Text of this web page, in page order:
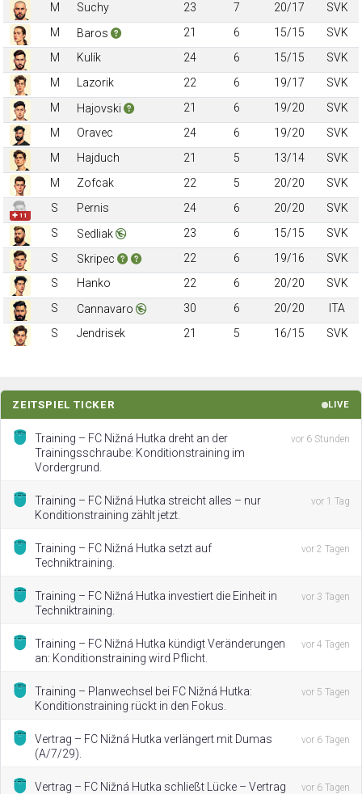
M
Suchy 23 7 20/17
SVK
M
Baros 21 6 15/15
SVK
M
Kulík 24 6 15/15
SVK
M
Lazorik 22 6 19/17
SVK
M
Hajovski 21 6 19/20
SVK
M
Oravec 24 6 19/20
SVK
M
Hajduch 21 5 13/14
SVK
M
Zofcak 22 5 20/20 SVK
✚ 11
S Pernis 24 6 20/20
SVK
S
Sedliak 23 6 15/15
SVK
S
Skripec 22 6 19/16
SVK
S
Hanko 22 6 20/20
SVK
S
Cannavaro 30 6 20/20
ITA
S
Jendrisek 21 5 16/15 SVK
ZEITSPIEL TICKER LIVE
Training – FC Nižná Hutka dreht an der
Trainingsschraube: Konditionstraining im
Vordergrund.
vor 6 Stunden
Training – FC Nižná Hutka streicht alles – nur
Konditionstraining zählt jetzt.
vor 1 Tag
Training – FC Nižná Hutka setzt auf
Techniktraining.
vor 2 Tagen
Training – FC Nižná Hutka investiert die Einheit in
Techniktraining.
vor 3 Tagen
Training – FC Nižná Hutka kündigt Veränderungen
an: Konditionstraining wird Pflicht.
vor 4 Tagen
Training – Planwechsel bei FC Nižná Hutka:
Konditionstraining rückt in den Fokus.
vor 5 Tagen
Vertrag – FC Nižná Hutka verlängert mit Dumas
(A/7/29).
vor 6 Tagen
Vertrag – FC Nižná Hutka schließt Lücke – Vertrag
vor 6 Tagen